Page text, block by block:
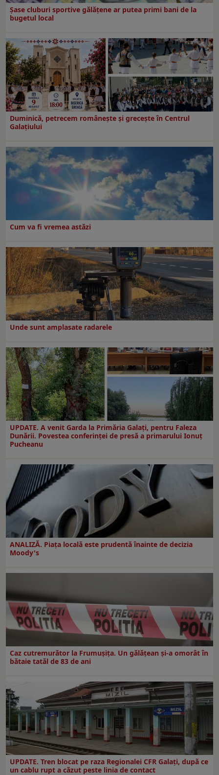
Şase cluburi sportive gălăţene ar putea primi bani de la
bugetul local
Duminică, petrecem româneşte şi greceşte în Centrul
Galaţiului
Cum va fi vremea astăzi
Unde sunt amplasate radarele
UPDATE. A venit Garda la Primăria Galaţi, pentru Faleza
Dunării. Povestea conferinţei de presă a primarului Ionuţ
Pucheanu
ANALIZĂ. Piața locală este prudentă înainte de decizia
Moody's
Caz cutremurător la Frumușița. Un gălățean și-a omorât în
bătaie tatăl de 83 de ani
UPDATE. Tren blocat pe raza Regionalei CFR Galați, după ce
un cablu rupt a căzut peste linia de contact